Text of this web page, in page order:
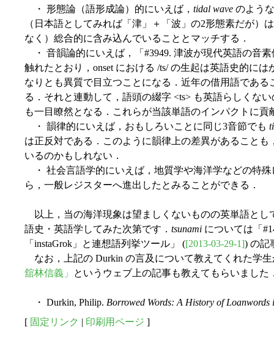
・ 形態論（語形成論）的にいえば， tidal wave のよう
（日本語としてみれば「津」＋「波」の2形態素だが）
なく）総合的に含み込んでいることとマッチする．
・ 音韻論的にいえば，「#3949. 津波が現代英語の音
触れたとおり，onset における /ts/ の生起は英語史的に
なりとも異質で目立つことになる．近年の借用語であ
る．それと連動して，語頭の綴字 <ts> も英語らしくな
も一目瞭然となる．これらが当該単語のインパクトに貢
・ 韻律的にいえば，おもしろいことに同じ3音節でも
は正反対である．このように韻律上の差異があること
いるのかもしれない．
・ 社会言語学的にいえば，地質学や海洋学などの特
ら，一般レジスターへ進出したとみることができる．
以上，当の海洋現象は望ましくないものの英単語とし
語史・英語学してみた次第です． tsunami については「
「instaGrok」と連想語列挙ツール」 ([2013-03-29-1]) の記
なお，上記の Durkin の言及について教えてくれた学
舘林信義」
というウェブ上の記事も教えてもらいまし
・ Durkin, Philip. Borrowed Words: A History of Loanwords
[ 固定リンク | 印刷用ページ ]